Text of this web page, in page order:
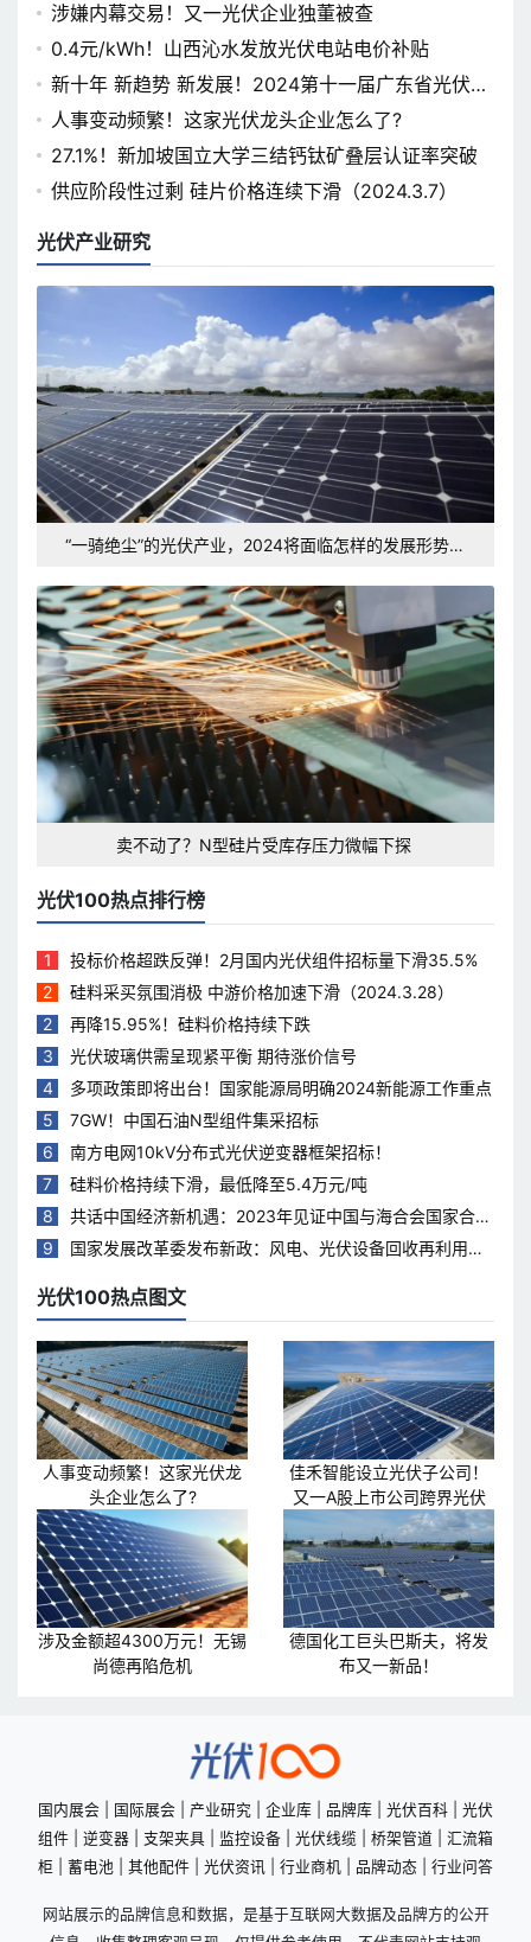
涉嫌内幕交易！又一光伏企业独董被查
0.4元/kWh！山西沁水发放光伏电站电价补贴
新十年 新趋势 新发展！2024第十一届广东省光伏论
坛即将开幕
人事变动频繁！这家光伏龙头企业怎么了?
27.1%！新加坡国立大学三结钙钛矿叠层认证率突破
供应阶段性过剩 硅片价格连续下滑（2024.3.7）
光伏产业研究
“一骑绝尘”的光伏产业，2024将面临怎样的发展形势和
卖不动了？N型硅片受库存压力微幅下探
光伏100热点排行榜
1
投标价格超跌反弹！2月国内光伏组件招标量下滑35.5%
2
硅料采买氛围消极 中游价格加速下滑（2024.3.28）
2
再降15.95%！硅料价格持续下跌
3
光伏玻璃供需呈现紧平衡 期待涨价信号
4
多项政策即将出台！国家能源局明确2024新能源工作重点
5
7GW！中国石油N型组件集采招标
6
南方电网10kV分布式光伏逆变器框架招标！
7
硅料价格持续下滑，最低降至5.4万元/吨
8
共话中国经济新机遇：2023年见证中国与海合会国家合作
热度持续升温
9
国家发展改革委发布新政：风电、光伏设备回收再利用，
光伏100热点图文
人事变动频繁！这家光伏龙
头企业怎么了?
佳禾智能设立光伏子公司！
又一A股上市公司跨界光伏
涉及金额超4300万元！无锡
尚德再陷危机
德国化工巨头巴斯夫，将发
布又一新品！
国内展会 国际展会 产业研究 企业库 品牌库 光伏百科
光伏
组件
逆变器 支架夹具 监控设备 光伏线缆 桥架管道
汇流箱
柜
蓄电池 其他配件 光伏资讯 行业商机 品牌动态 行业问答
网站展示的品牌信息和数据，是基于互联网大数据及品牌方的公开